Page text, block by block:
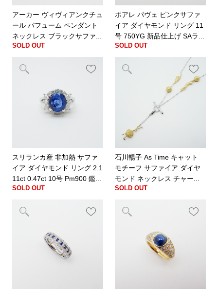
アーカー ヴィヴィアンクチュ
ール パフューム ペンダント
ネックレス ブラックサファ...
SOLD OUT
ポアレ パヴェ ピンクサファ
イア ダイヤモンド リング 11
号 750YG 新品仕上げ SAラ...
SOLD OUT
スリランカ産 非加熱 サファ
イア ダイヤモンド リング 2.1
11ct 0.47ct 10号 Pm900 鑑...
SOLD OUT
石川暢子 As Time キャット
モチーフ サファイア ダイヤ
モンド ネックレス チャー...
SOLD OUT